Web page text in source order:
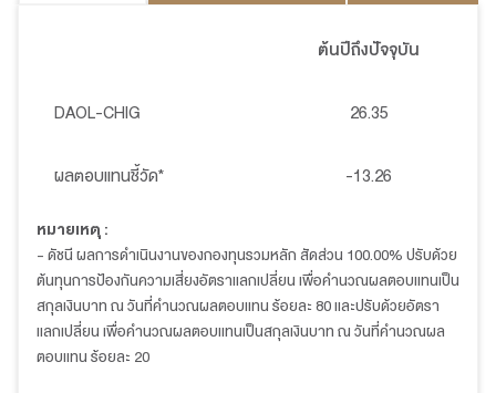
ต้นปีถึงปัจจุบัน
DAOL-CHIG 26.35
ผลตอบแทนชี้วัด* -13.26
หมายเหตุ :
- ดัชนี ผลการดำเนินงานของกองทุนรวมหลัก สัดส่วน 100.00% ปรับด้วย
ต้นทุนการป้องกันความเสี่ยงอัตราแลกเปลี่ยน เพื่อคำนวณผลตอบแทนเป็น
สกุลเงินบาท ณ วันที่คำนวณผลตอบแทน ร้อยละ 80 และปรับด้วยอัตรา
แลกเปลี่ยน เพื่อคำนวณผลตอบแทนเป็นสกุลเงินบาท ณ วันที่คำนวณผล
ตอบแทน ร้อยละ 20